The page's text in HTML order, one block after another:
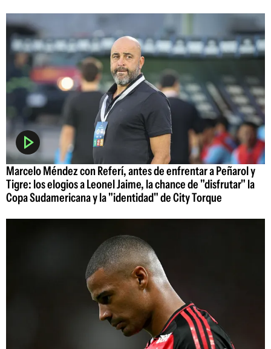
Marcelo Méndez con Referí, antes de enfrentar a Peñarol y
Tigre: los elogios a Leonel Jaime, la chance de "disfrutar" la
Copa Sudamericana y la "identidad" de City Torque